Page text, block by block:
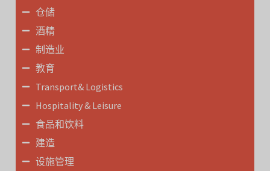
仓储
酒精
制造业
教育
Transport& Logistics
Hospitality & Leisure
食品和饮料
建造
设施管理